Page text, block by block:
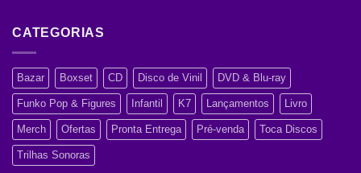
CATEGORIAS
Bazar Boxset CD Disco de Vinil DVD & Blu-ray
Funko Pop & Figures Infantil K7 Lançamentos Livro
Merch Ofertas Pronta Entrega Pré-venda Toca Discos
Trilhas Sonoras